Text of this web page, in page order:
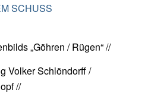
SCHUSS
„Göhren / Rügen“ //
Volker Schlöndorff /
//